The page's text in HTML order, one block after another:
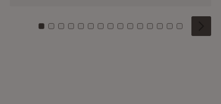
Zu Kachel: 0
Zu Kachel: 1
Zu Kachel: 2
Zu Kachel: 3
Zu Kachel: 4
Zu Kachel: 5
Zu Kachel: 6
Zu Kachel: 7
Zu Kachel: 8
Zu Kachel: 9
Zu Kachel: 10
Zu Kachel: 11
Zu Kachel: 12
Zu Kachel:
Zu